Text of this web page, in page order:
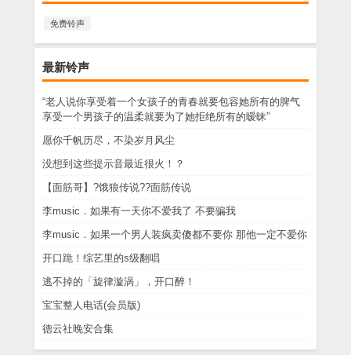
免费铃声
最新铃声
“老人说你享受着一个女孩子的青春就要包容她所有的脾气
享受一个男孩子的温柔就要为了她拒绝所有的暧昧”
愿你千帆历尽，不染岁月风尘
没想到这些提示音最近很火！？
【面筋哥】?饿狼传说??面筋传说
李music．如果有一天你不爱我了 不要骗我
李music．如果一个男人装疯卖傻都不要你 那他一定不爱你
开口跪！综艺里的s级翻唱
逃不掉的「旋律漩涡」，开口醉！
宝宝整人电话(会员版)
德云社晚安合集